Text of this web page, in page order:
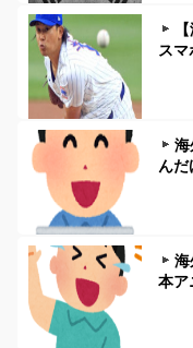
ス
海
ん
海
本ア